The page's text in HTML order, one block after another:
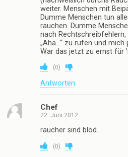
BayernFan
22. Juni 2012
Bin zwar Nichtraucher
bekommen
(0)
Antworten
dolan
22. Juni 2012
schon wieder so ne thai
erweiterten suizid treibt.